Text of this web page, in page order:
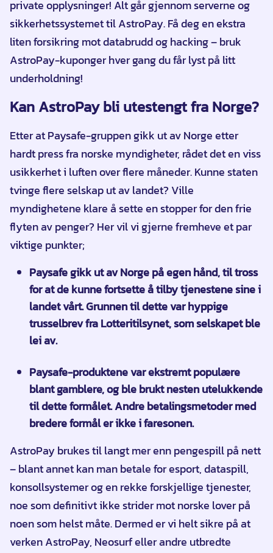
private opplysninger! Alt går gjennom serverne og
sikkerhetssystemet til AstroPay. Få deg en ekstra
liten forsikring mot databrudd og hacking – bruk
AstroPay-kuponger hver gang du får lyst på litt
underholdning!
Kan AstroPay bli utestengt fra Norge?
Etter at Paysafe-gruppen gikk ut av Norge etter
hardt press fra norske myndigheter, rådet det en viss
usikkerhet i luften over flere måneder. Kunne staten
tvinge flere selskap ut av landet? Ville
myndighetene klare å sette en stopper for den frie
flyten av penger? Her vil vi gjerne fremheve et par
viktige punkter;
Paysafe gikk ut av Norge på egen hånd, til tross
for at de kunne fortsette å tilby tjenestene sine i
landet vårt. Grunnen til dette var hyppige
trusselbrev fra Lotteritilsynet, som selskapet ble
lei av.
Paysafe-produktene var ekstremt populære
blant gamblere, og ble brukt nesten utelukkende
til dette formålet. Andre betalingsmetoder med
bredere formål er ikke i faresonen.
AstroPay brukes til langt mer enn pengespill på nett
– blant annet kan man betale for esport, dataspill,
konsollsystemer og en rekke forskjellige tjenester,
noe som definitivt ikke strider mot norske lover på
noen som helst måte. Dermed er vi helt sikre på at
verken AstroPay, Neosurf eller andre utbredte